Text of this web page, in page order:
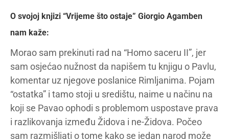
O svojoj knjizi “Vrijeme što ostaje” Giorgio Agamben
nam kaže:
Morao sam prekinuti rad na “Homo saceru II”, jer
sam osjećao nužnost da napišem tu knjigu o Pavlu,
komentar uz njegove poslanice Rimljanima. Pojam
“ostatka” i tamo stoji u središtu, naime u načinu na
koji se Pavao ophodi s problemom uspostave prava
i razlikovanja između Židova i ne-Židova. Počeo
sam razmišljati o tome kako se jedan narod može